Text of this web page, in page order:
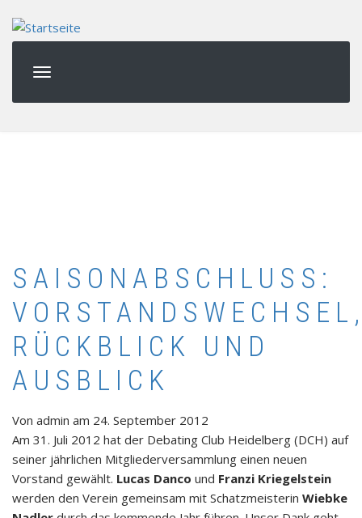
zum
SAISONABSCHLUSS:
RÜCKBLICK UND
AUSBLICK
Von admin am 24. September 2012
Am 31. Juli 2012 hat der Debating Club Heidelberg (DCH) auf
seiner jährlichen Mitgliederversammlung einen neuen
Vorstand gewählt. Lucas Danco und Franzi Kriegelstein
werden den Verein gemeinsam mit Schatzmeisterin Wiebke